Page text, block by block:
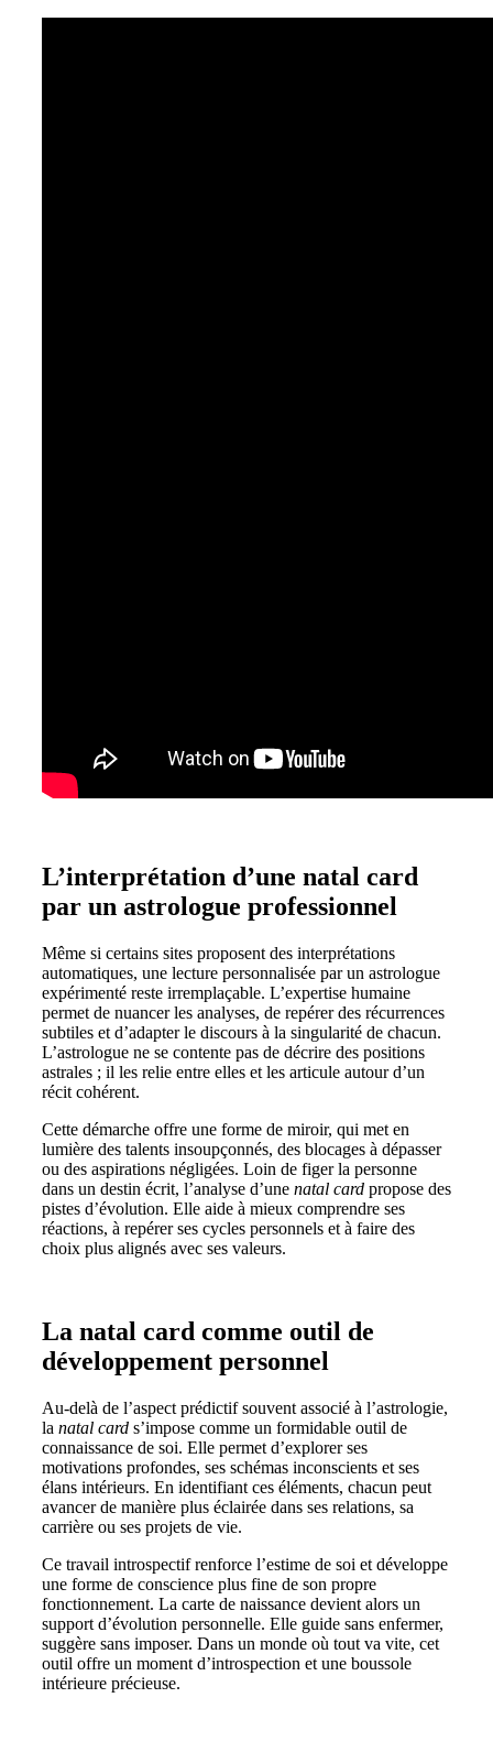
L’interprétation d’une natal card
par un astrologue professionnel
Même si certains sites proposent des interprétations
automatiques, une lecture personnalisée par un astrologue
expérimenté reste irremplaçable. L’expertise humaine
permet de nuancer les analyses, de repérer des récurrences
subtiles et d’adapter le discours à la singularité de chacun.
L’astrologue ne se contente pas de décrire des positions
astrales ; il les relie entre elles et les articule autour d’un
récit cohérent.
Cette démarche offre une forme de miroir, qui met en
lumière des talents insoupçonnés, des blocages à dépasser
ou des aspirations négligées. Loin de figer la personne
dans un destin écrit, l’analyse d’une natal card propose des
pistes d’évolution. Elle aide à mieux comprendre ses
réactions, à repérer ses cycles personnels et à faire des
choix plus alignés avec ses valeurs.
La natal card comme outil de
développement personnel
Au-delà de l’aspect prédictif souvent associé à l’astrologie,
la natal card s’impose comme un formidable outil de
connaissance de soi. Elle permet d’explorer ses
motivations profondes, ses schémas inconscients et ses
élans intérieurs. En identifiant ces éléments, chacun peut
avancer de manière plus éclairée dans ses relations, sa
carrière ou ses projets de vie.
Ce travail introspectif renforce l’estime de soi et développe
une forme de conscience plus fine de son propre
fonctionnement. La carte de naissance devient alors un
support d’évolution personnelle. Elle guide sans enfermer,
suggère sans imposer. Dans un monde où tout va vite, cet
outil offre un moment d’introspection et une boussole
intérieure précieuse.